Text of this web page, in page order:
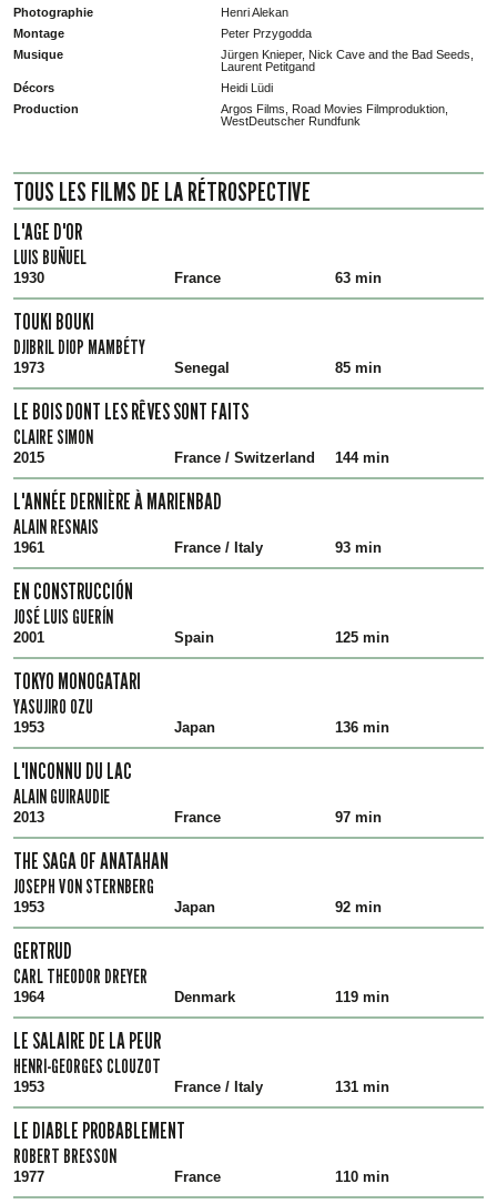
Photographie
Henri Alekan
Montage
Peter Przygodda
Musique
Jürgen Knieper, Nick Cave and the Bad Seeds,
Laurent Petitgand
Décors
Heidi Lüdi
Production
Argos Films, Road Movies Filmproduktion,
WestDeutscher Rundfunk
TOUS LES FILMS DE LA RÉTROSPECTIVE
L'AGE D'OR
LUIS BUÑUEL
1930 France 63 min
TOUKI BOUKI
DJIBRIL DIOP MAMBÉTY
1973 Senegal 85 min
LE BOIS DONT LES RÊVES SONT FAITS
CLAIRE SIMON
2015 France / Switzerland 144 min
L'ANNÉE DERNIÈRE À MARIENBAD
ALAIN RESNAIS
1961 France / Italy 93 min
EN CONSTRUCCIÓN
JOSÉ LUIS GUERÍN
2001 Spain 125 min
TOKYO MONOGATARI
YASUJIRO OZU
1953 Japan 136 min
L'INCONNU DU LAC
ALAIN GUIRAUDIE
2013 France 97 min
THE SAGA OF ANATAHAN
JOSEPH VON STERNBERG
1953 Japan 92 min
GERTRUD
CARL THEODOR DREYER
1964 Denmark 119 min
LE SALAIRE DE LA PEUR
HENRI-GEORGES CLOUZOT
1953 France / Italy 131 min
LE DIABLE PROBABLEMENT
ROBERT BRESSON
1977 France 110 min